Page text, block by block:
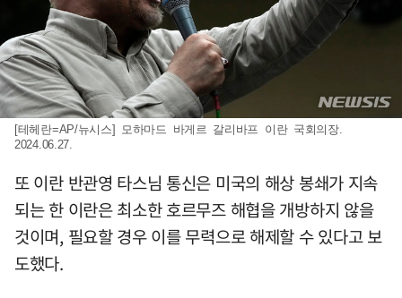
[테헤란=AP/뉴시스] 모하마드 바게르 갈리바프 이란 국회의장.
2024.06.27.
또 이란 반관영 타스님 통신은 미국의 해상 봉쇄가 지속
되는 한 이란은 최소한 호르무즈 해협을 개방하지 않을
것이며, 필요할 경우 이를 무력으로 해제할 수 있다고 보
도했다.